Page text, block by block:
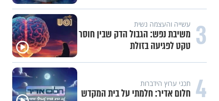
3 עשייה והעצמה נשית
משיבת נפש: הגבול הדק שבין חוסר
טקט לפגיעה בזולת
4 תכני ערוץ הידברות
חלום אדיר: חלמתי על בית המקדש